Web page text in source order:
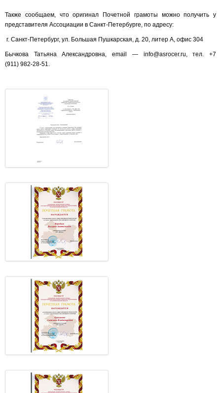
Также сообщаем, что оригинал Почетной грамоты можно получить у
представителя Ассоциации в Санкт-Петербурге, по адресу:
г. Санкт-Петербург, ул. Большая Пушкарская, д. 20, литер А, офис 304
Бычкова Татьяна Александровна, email — info@asrocer.ru, тел. +7
(911) 982-28-51.